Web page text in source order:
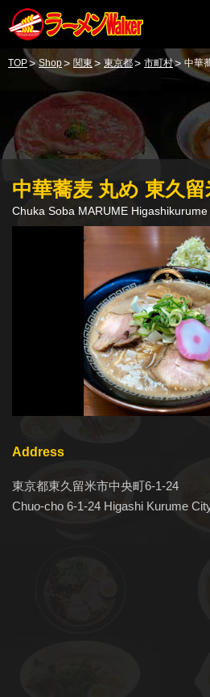
TOP> Shop> 関東 > 東京都> 市町村> 中華
中華蕎麦 丸め 東久留
Chuka Soba MARUME Higashikurume
Address
東京都東久留米市中央町6-1-24
Chuo-cho 6-1-24 Higashi Kurume